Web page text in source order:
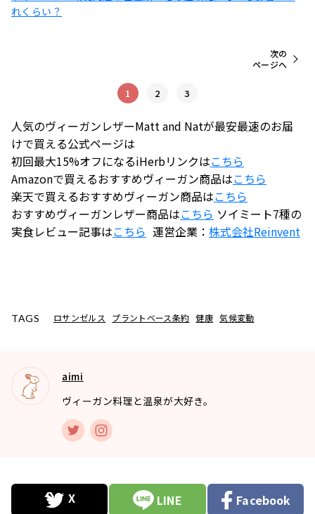
れくらい？
1 2 3
次の
ページへ
人気のヴィーガンレザーMatt and Natが最安最速のお届
けで買える公式ページは
初回最大15%オフになるiHerbリンクはこちら
Amazonで買えるおすすめヴィーガン商品はこちら
楽天で買えるおすすめヴィーガン商品はこちら
おすすめヴィーガンレザー商品はこちら ソイミート7種の
実食レビュー記事はこちら 運営企業： 株式会社Reinvent
TAGS ロサンゼルス プラントベース条約 健康 気候変動
aimi
ヴィーガン料理と温泉が大好き。
LINE Facebook